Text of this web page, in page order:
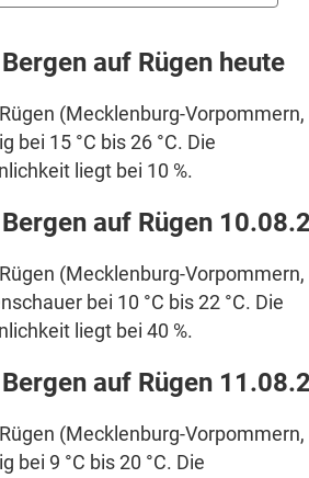
auf Rügen heute
(Mecklenburg-
bei 15 °C bis 26 °C. Die
liegt bei 10 %.
auf Rügen
(Mecklenburg-
bei 10 °C bis 22 °C. Die
liegt bei 40 %.
auf Rügen
(Mecklenburg-
bei 9 °C bis 20 °C. Die